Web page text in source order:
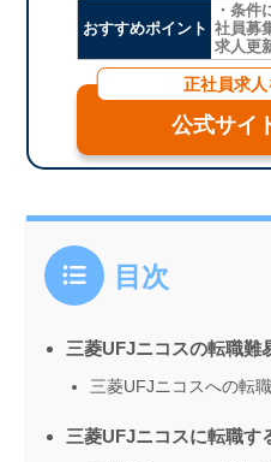
おすすめポイント
・条件
社員募
求人更
正社員求
公式サイ
目次
三菱UFJニコスの転職難
三菱UFJニコスへの転
三菱UFJニコスに転職す